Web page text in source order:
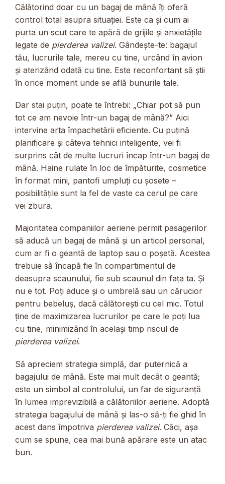
Călătorind doar cu un bagaj de mână îți oferă
control total asupra situației. Este ca și cum ai
purta un scut care te apără de grijile și anxietățile
legate de pierderea valizei. Gândește-te: bagajul
tău, lucrurile tale, mereu cu tine, urcând în avion
și aterizând odată cu tine. Este reconfortant să știi
în orice moment unde se află bunurile tale.
Dar stai puțin, poate te întrebi: „Chiar pot să pun
tot ce am nevoie într-un bagaj de mână?” Aici
intervine arta împachetării eficiente. Cu puțină
planificare și câteva tehnici inteligente, vei fi
surprins cât de multe lucruri încap într-un bagaj de
mână. Haine rulate în loc de împăturite, cosmetice
în format mini, pantofi umpluți cu șosete –
posibilitățile sunt la fel de vaste ca cerul pe care
vei zbura.
Majoritatea companiilor aeriene permit pasagerilor
să aducă un bagaj de mână și un articol personal,
cum ar fi o geantă de laptop sau o poșetă. Acestea
trebuie să încapă fie în compartimentul de
deasupra scaunului, fie sub scaunul din fața ta. Și
nu e tot. Poți aduce și o umbrelă sau un cărucior
pentru bebeluș, dacă călătorești cu cel mic. Totul
ține de maximizarea lucrurilor pe care le poți lua
cu tine, minimizând în același timp riscul de
pierderea valizei.
Să apreciem strategia simplă, dar puternică a
bagajului de mână. Este mai mult decât o geantă;
este un simbol al controlului, un far de siguranță
în lumea imprevizibilă a călătoriilor aeriene. Adoptă
strategia bagajului de mână și las-o să-ți fie ghid în
acest dans împotriva pierderea valizei. Căci, așa
cum se spune, cea mai bună apărare este un atac
bun.